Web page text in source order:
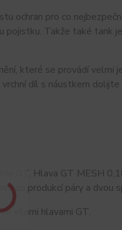
ochran pro co
Takže také tank
které se provádí
díl s náustkem
GT. Hlava GT MESH
produkcí páry a dvou
všemi hlavami GT.